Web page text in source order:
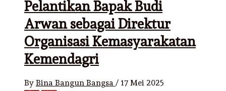
Pelantikan Bapak Budi
Arwan sebagai Direktur
Organisasi Kemasyarakatan
Kemendagri
By Bina Bangun Bangsa / 17 Mei 2025